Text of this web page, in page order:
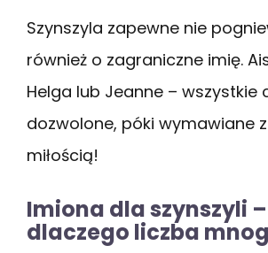
Szynszyla zapewne nie
również o zagraniczne imię.
Helga lub Jeanne – wszystkie
dozwolone, póki wymawiane
miłością!
Imiona dla szynszyli –
dlaczego liczba